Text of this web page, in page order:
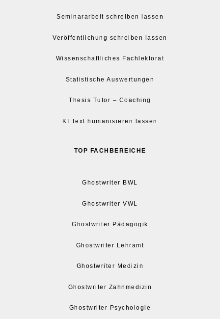
Seminararbeit schreiben lassen
Veröffentlichung schreiben lassen
Wissenschaftliches Fachlektorat
Statistische Auswertungen
Thesis Tutor – Coaching
KI Text humanisieren lassen
TOP FACHBEREICHE
Ghostwriter BWL
Ghostwriter VWL
Ghostwriter Pädagogik
Ghostwriter Lehramt
Ghostwriter Medizin
Ghostwriter Zahnmedizin
Ghostwriter Psychologie